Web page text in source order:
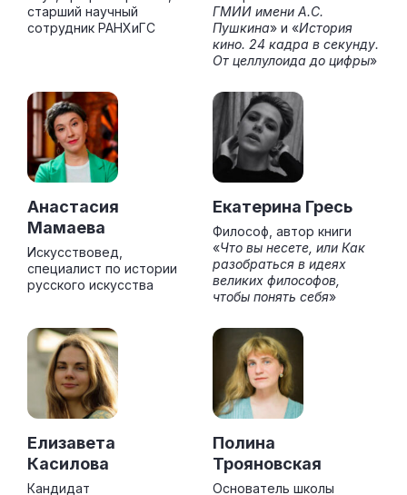
старший научный
сотрудник РАНХиГС
ГМИИ имени А.С.
Пушкина» и «История
кино. 24 кадра в секунду.
От целлулоида до цифры»
Анастасия
Мамаева
Искусствовед,
специалист по истории
русского искусства
Екатерина Гресь
Философ, автор книги
«Что вы несете, или Как
разобраться в идеях
великих философов,
чтобы понять себя»
Елизавета
Касилова
Кандидат
Полина
Трояновская
Основатель школы